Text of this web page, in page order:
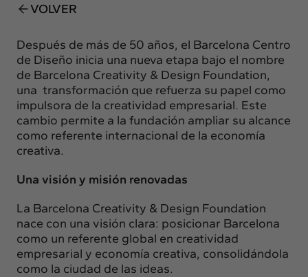
VOLVER
Después de más de 50 años, el Barcelona Centro
de Diseño inicia una nueva etapa bajo el nombre
de Barcelona Creativity & Design Foundation,
una transformación que refuerza su papel como
impulsora de la creatividad empresarial. Este
cambio permite a la fundación ampliar su alcance
como referente internacional de la economía
creativa.
Una visión y misión renovadas
La Barcelona Creativity & Design Foundation
nace con una visión clara: posicionar Barcelona
como un referente global en creatividad
empresarial y economía creativa, consolidándola
como la ciudad de las ideas.